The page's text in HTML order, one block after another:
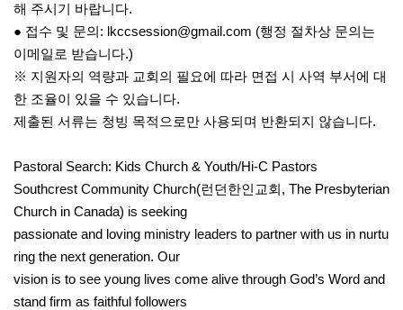
해 주시기 바랍니다.
● 접수 및 문의: lkccsession@gmail.com (행정 절차상 문의는
이메일로 받습니다.)
※ 지원자의 역량과 교회의 필요에 따라 면접 시 사역 부서에 대
한 조율이 있을 수 있습니다.
제출된 서류는 청빙 목적으로만 사용되며 반환되지 않습니다.
Pastoral Search: Kids Church & Youth/Hi-C Pastors
Southcrest Community Church(런던한인교회, The Presbyterian
Church in Canada) is seeking
passionate and loving ministry leaders to partner with us in nurtu
ring the next generation. Our
vision is to see young lives come alive through God’s Word and
stand firm as faithful followers